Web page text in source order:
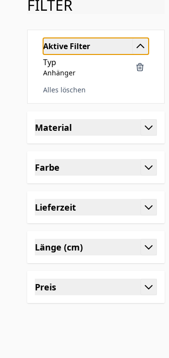
FILTER
Aktive Filter
Typ
Anhänger
Alles löschen
Material
Farbe
Lieferzeit
Länge (cm)
Preis